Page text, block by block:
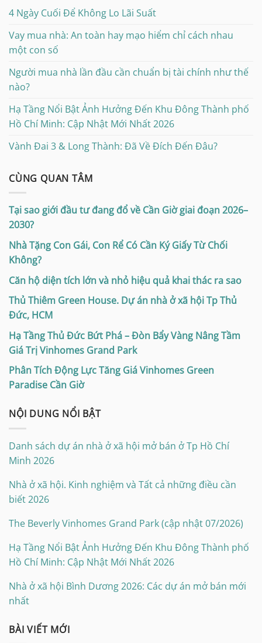
4 Ngày Cuối Để Không Lo Lãi Suất
Vay mua nhà: An toàn hay mạo hiểm chỉ cách nhau
một con số
Người mua nhà lần đầu cần chuẩn bị tài chính như thế
nào?
Hạ Tầng Nổi Bật Ảnh Hưởng Đến Khu Đông Thành phố
Hồ Chí Minh: Cập Nhật Mới Nhất 2026
Vành Đai 3 & Long Thành: Đã Về Đích Đến Đâu?
CÙNG QUAN TÂM
Tại sao giới đầu tư đang đổ về Cần Giờ giai đoạn 2026–
2030?
Nhà Tặng Con Gái, Con Rể Có Cần Ký Giấy Từ Chối
Không?
Căn hộ diện tích lớn và nhỏ hiệu quả khai thác ra sao
Thủ Thiêm Green House. Dự án nhà ở xã hội Tp Thủ
Đức, HCM
Hạ Tầng Thủ Đức Bứt Phá – Đòn Bẩy Vàng Nâng Tầm
Giá Trị Vinhomes Grand Park
Phân Tích Động Lực Tăng Giá Vinhomes Green
Paradise Cần Giờ
NỘI DUNG NỔI BẬT
Danh sách dự án nhà ở xã hội mở bán ở Tp Hồ Chí
Minh 2026
Nhà ở xã hội. Kinh nghiệm và Tất cả những điều cần
biết 2026
The Beverly Vinhomes Grand Park (cập nhật 07/2026)
Hạ Tầng Nổi Bật Ảnh Hưởng Đến Khu Đông Thành phố
Hồ Chí Minh: Cập Nhật Mới Nhất 2026
Nhà ở xã hội Bình Dương 2026: Các dự án mở bán mới
nhất
BÀI VIẾT MỚI